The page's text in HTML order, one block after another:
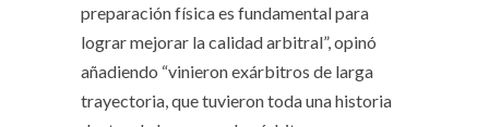
preparación física es fundamental para
lograr mejorar la calidad arbitral”, opinó
añadiendo “vinieron exárbitros de larga
trayectoria, que tuvieron toda una historia